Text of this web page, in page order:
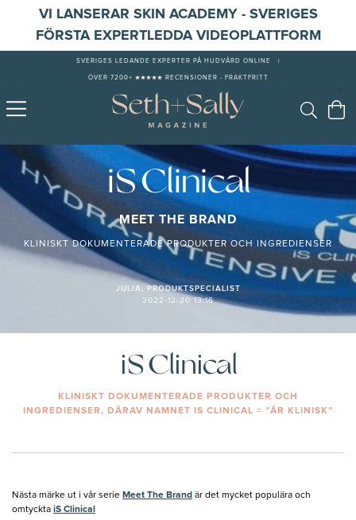
VI LANSERAR SKIN ACADEMY - SVERIGES
FÖRSTA EXPERTLEDDA VIDEOPLATTFORM
SVERIGES LEDANDE EXPERTER PÅ HUDVÅRD ONLINE
ÖVER 7200+ ★★★★★ RECENSIONER - FRAKTFRITT
iS Clinical
MEET THE BRAND
KLINISKT DOKUMENTERADE PRODUKTER OCH INGREDIENSER
JULIA, PRODUKTSPECIALIST
2022-12-20 13:16
iS Clinical
KLINISKT DOKUMENTERADE PRODUKTER OCH
INGREDIENSER, DÄRAV NAMNET IS CLINICAL = ”ÄR KLINISK”
Nästa märke ut i vår serie Meet The Brand är det mycket populära och
omtyckta iS Clinical